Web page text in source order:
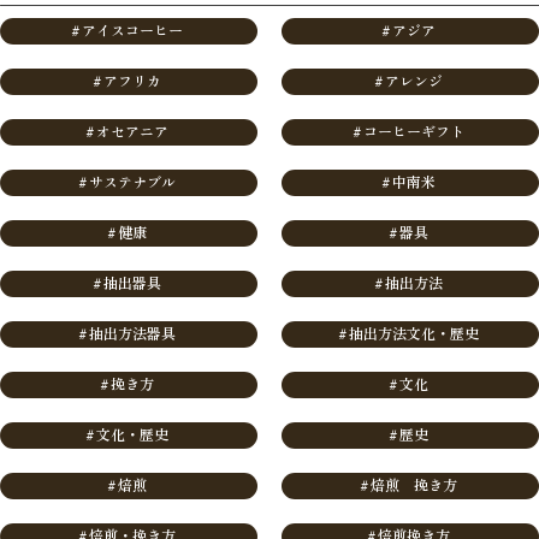
#アイスコーヒー #アジア
#アフリカ #アレンジ
#オセアニア # コーヒーギフト
#サステナブル #中南米
#健康 #器具
#抽出器具 #抽出方法
#抽出方法器具 #抽出方法文化・歴史
#挽き方 #文化
#文化・歴史 #歴史
#焙煎 #焙煎 挽き方
#焙煎・挽き方 #焙煎挽き方